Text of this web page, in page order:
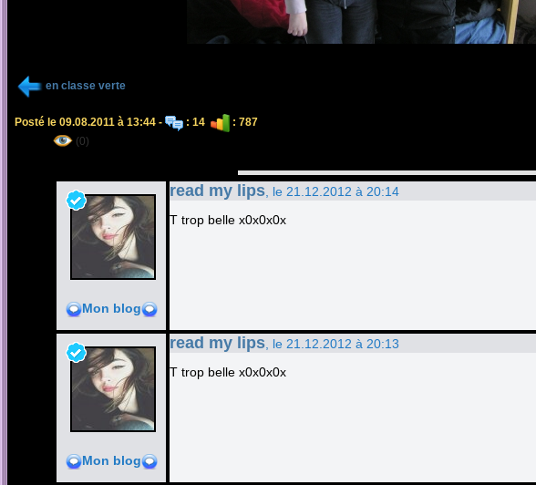
en classe verte
Posté le 09.08.2011 à 13:44 - : 14
: 787
(0)
Mon blog
read my lips , le 21.12.2012 à 20:14
T trop belle x0x0x0x
Mon blog
read my lips , le 21.12.2012 à 20:13
T trop belle x0x0x0x